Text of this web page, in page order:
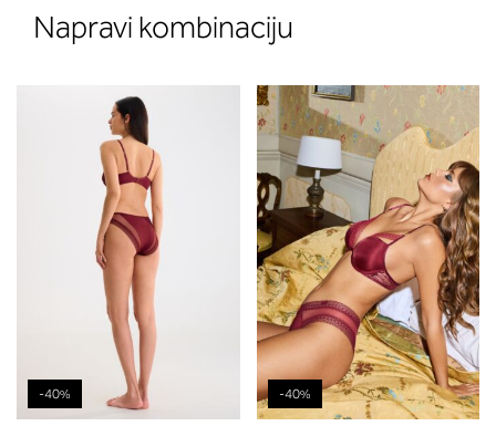
Napravi kombinaciju
-40% -40%